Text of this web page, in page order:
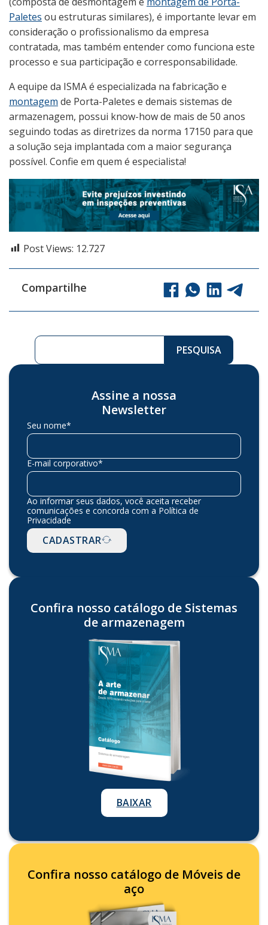
Paletes ou estruturas similares), é importante levar em
consideração o profissionalismo da empresa
contratada, mas também entender como funciona este
processo e sua participação e corresponsabilidade.
A equipe da ISMA é especializada na fabricação e
montagem de Porta-Paletes e demais sistemas de
armazenagem, possui know-how de mais de 50 anos
seguindo todas as diretrizes da norma 17150 para que
a solução seja implantada com a maior segurança
possível. Confie em quem é especialista!
Post Views: 12.727
Compartilhe
Pesquisar ...
PESQUISA
Assine a nossa
Newsletter
Seu nome*
E-mail corporativo*
Ao informar seus dados, você aceita receber
comunicações e concorda com a Política de
Privacidade
CADASTRAR
Confira nosso catálogo de Sistemas
de armazenagem
BAIXAR
Confira nosso catálogo de Móveis de
aço